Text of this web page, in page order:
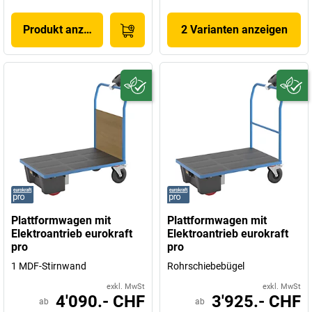
Produkt anzeigen 2 Varianten anzeigen
Plattformwagen mit
Elektroantrieb eurokraft
pro
1 MDF-Stirnwand
exkl. MwSt
ab 4'090.- CHF
Plattformwagen mit
Elektroantrieb eurokraft
pro
Rohrschiebebügel
exkl. MwSt
ab 3'925.- CHF